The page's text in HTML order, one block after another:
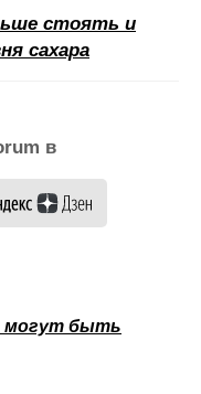
стоять и
сахара
в
могут быть